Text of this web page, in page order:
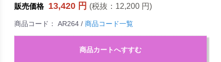
販売価格 13,420 円 (税抜： 12,200 円)
商品コード： AR264/ 商品コード一覧
商品カートへすすむ